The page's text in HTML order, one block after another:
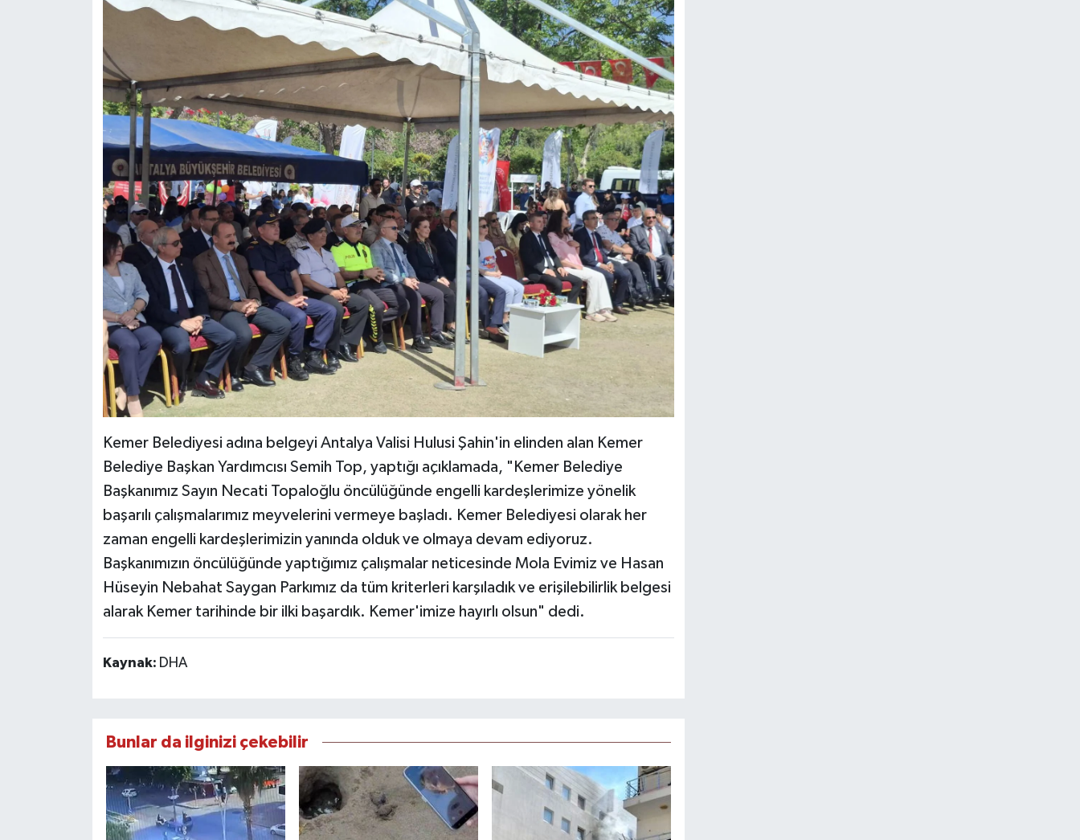
Kemer Belediyesi adına belgeyi Antalya Valisi Hulusi Şahin'in elinden alan Kemer
Belediye Başkan Yardımcısı Semih Top, yaptığı açıklamada, "Kemer Belediye
Başkanımız Sayın Necati Topaloğlu öncülüğünde engelli kardeşlerimize yönelik
başarılı çalışmalarımız meyvelerini vermeye başladı. Kemer Belediyesi olarak her
zaman engelli kardeşlerimizin yanında olduk ve olmaya devam ediyoruz.
Başkanımızın öncülüğünde yaptığımız çalışmalar neticesinde Mola Evimiz ve Hasan
Hüseyin Nebahat Saygan Parkımız da tüm kriterleri karşıladık ve erişilebilirlik belgesi
alarak Kemer tarihinde bir ilki başardık. Kemer'imize hayırlı olsun" dedi.
Kaynak: DHA
Bunlar da ilginizi çekebilir